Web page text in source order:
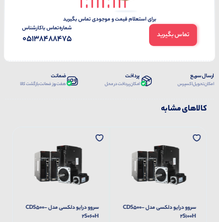
برای استعلام قیمت و موجودی تماس بگیرید
تماس بگیرید
شماره‌تماس‌ با‌کارشناس
05138488475
ارسال سریع
امکان تحویل اکسپرس
پرداخت
امکان پرداخت در محل
ضمانت
هفت روز ضمانت بازگشت کالا
کالاهای مشابه
سروو درایو دلکسی مدل CDS500-
2S100H
سروو درایو دلکسی مدل CDS500-
2S060H